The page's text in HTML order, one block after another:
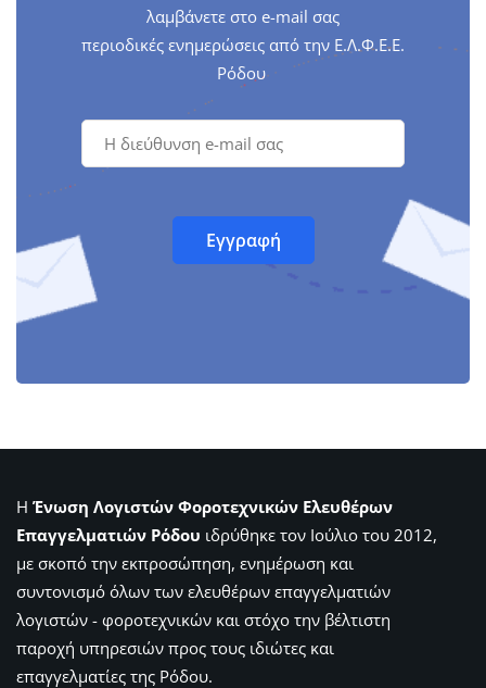
λαμβάνετε στο e-mail σας
περιοδικές ενημερώσεις από την Ε.Λ.Φ.Ε.Ε.
Ρόδου
Η Ένωση Λογιστών Φοροτεχνικών Ελευθέρων
Επαγγελματιών Ρόδου ιδρύθηκε τον Ιούλιο του 2012,
με σκοπό την εκπροσώπηση, ενημέρωση και
συντονισμό όλων των ελευθέρων επαγγελματιών
λογιστών - φοροτεχνικών και στόχο την βέλτιστη
παροχή υπηρεσιών προς τους ιδιώτες και
επαγγελματίες της Ρόδου.